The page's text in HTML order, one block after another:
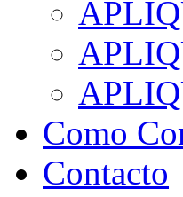
Como
Contacto